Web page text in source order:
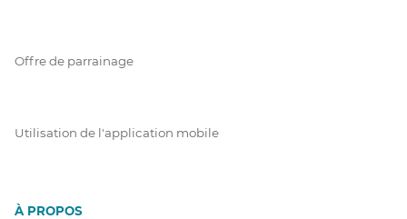
Offre de parrainage
Utilisation de l'application mobile
À PROPOS